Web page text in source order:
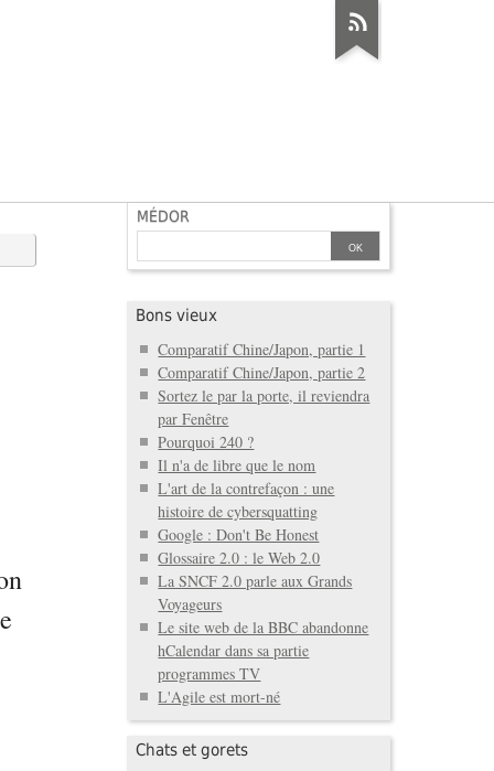
MÉDOR
Bons vieux
Comparatif Chine/Japon, partie 1
Comparatif Chine/Japon, partie 2
Sortez le par la porte, il reviendra
par Fenêtre
Pourquoi 240 ?
Il n'a de libre que le nom
L'art de la contrefaçon : une
histoire de cybersquatting
Google : Don't Be Honest
Glossaire 2.0 : le Web 2.0
La SNCF 2.0 parle aux Grands
Voyageurs
Le site web de la BBC abandonne
hCalendar dans sa partie
programmes TV
L'Agile est mort-né
Chats et gorets